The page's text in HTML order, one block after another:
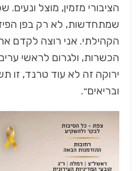
הציבורי מזמין, מוצל ונעים.
שמתחדשות, לא רק בפן
הקהילתי. אני רוצה לקדם
הכשרות, ולגרום לראשי
ירוקה זה לא עוד טרנד, זו
ובריאים״.